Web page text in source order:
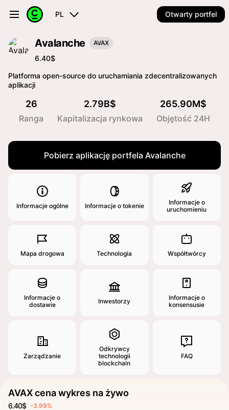
PL Otwarty portfel
Avalanche AVAX
6.40$
Platforma open-source do uruchamiania zdecentralizowanych
aplikacji
26
Ranga
2.79B$
Kapitalizacja rynkowa
265.90M$
Objętość 24H
Pobierz aplikację portfela Avalanche
Informacje ogólne Informacje o tokenie
Informacje o
uruchomieniu
Mapa drogowa Technologia Współtwórcy
Informacje o
dostawie
Inwestorzy
Informacje o
konsensusie
Zarządzanie
Odkrywcy
technologii
blockchain
FAQ
AVAX cena wykres na żywo
6.40$ -3.99%